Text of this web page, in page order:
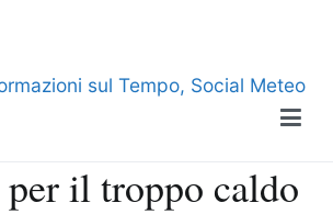
sul Tempo, Social Meteo
il troppo caldo